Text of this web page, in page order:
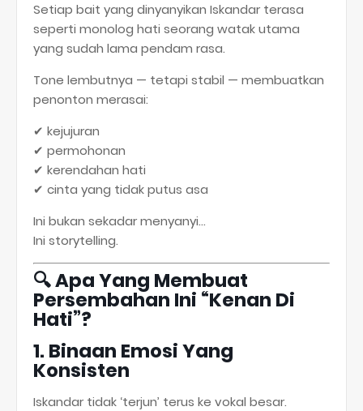
Setiap bait yang dinyanyikan Iskandar terasa
seperti monolog hati seorang watak utama
yang sudah lama pendam rasa.
Tone lembutnya — tetapi stabil — membuatkan
penonton merasai:
✔ kejujuran
✔ permohonan
✔ kerendahan hati
✔ cinta yang tidak putus asa
Ini bukan sekadar menyanyi…
Ini storytelling.
🔍Apa Yang Membuat
Persembahan Ini “Kenan Di
Hati”?
1. Binaan Emosi Yang
Konsisten
Iskandar tidak ‘terjun’ terus ke vokal besar.